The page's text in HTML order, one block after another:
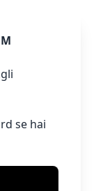
se hai